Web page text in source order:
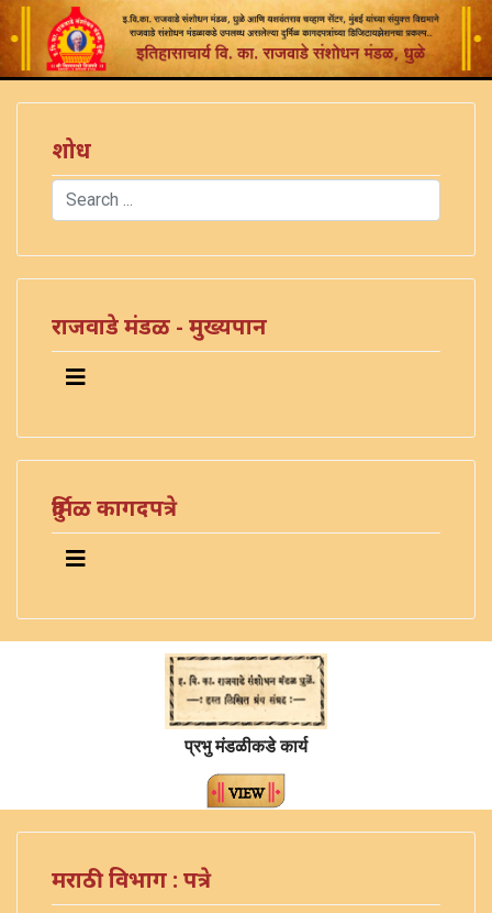
शोध
Search
राजवाडे मंडळ - मुख्यपान
दुर्मिळ कागदपत्रे
प्रभु मंडळीकडे कार्य
मराठी विभाग : पत्रे